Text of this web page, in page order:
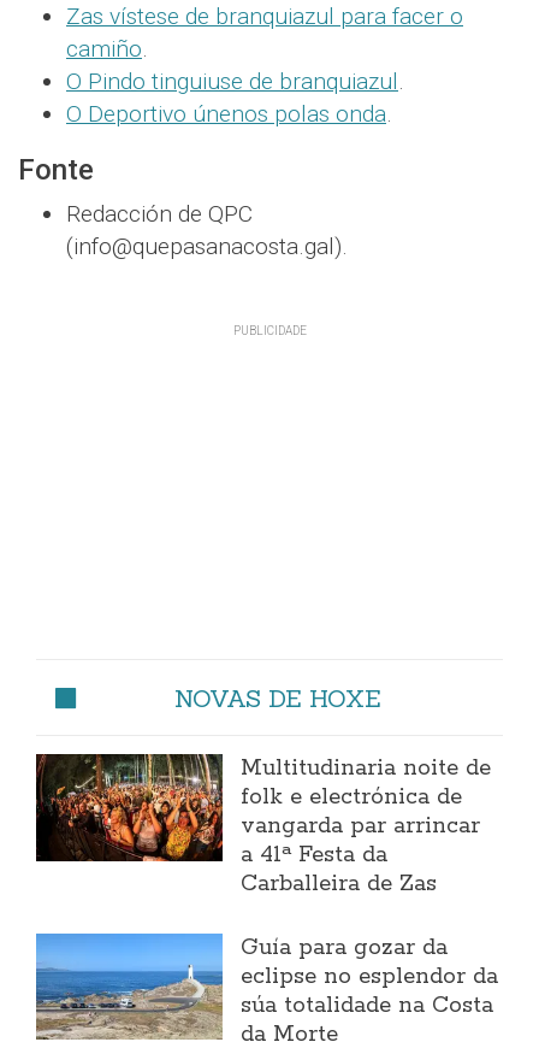
Zas vístese de branquiazul para facer o
camiño.
O Pindo tinguiuse de branquiazul.
O Deportivo únenos polas onda.
Fonte
Redacción de QPC
(info@quepasanacosta.gal).
NOVAS DE HOXE
Multitudinaria noite de
folk e electrónica de
vangarda par arrincar
a 41ª Festa da
Carballeira de Zas
Guía para gozar da
eclipse no esplendor da
súa totalidade na Costa
da Morte